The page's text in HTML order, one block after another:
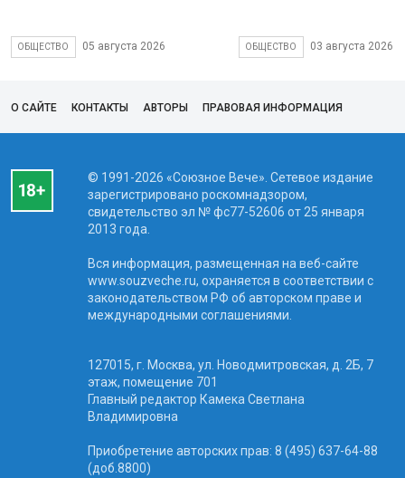
ОБЩЕСТВО 05 августа 2026 ОБЩЕСТВО 03 августа 2026
О САЙТЕ КОНТАКТЫ АВТОРЫ ПРАВОВАЯ ИНФОРМАЦИЯ
© 1991-2026 «Союзное Вече». Сетевое издание
зарегистрировано роскомнадзором,
свидетельство эл № фc77-52606 от 25 января
2013 года.
Вся информация, размещенная на веб-сайте
www.souzveche.ru, охраняется в соответствии с
законодательством РФ об авторском праве и
международными соглашениями.
127015, г. Москва, ул. Новодмитровская, д. 2Б, 7
этаж, помещение 701
Главный редактор Камека Светлана
Владимировна
Приобретение авторских прав: 8 (495) 637-64-88
(доб.8800)